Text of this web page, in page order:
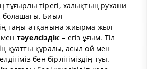
тұғырлы тірегі, халықтың рухани
болашағы. Биыл
таңы атқанына жиырма жыл
тәуелсіздік– егіз ұғым. Тіл
қуатты құралы, асыл ой мен
бен бірлігіміздің туы.